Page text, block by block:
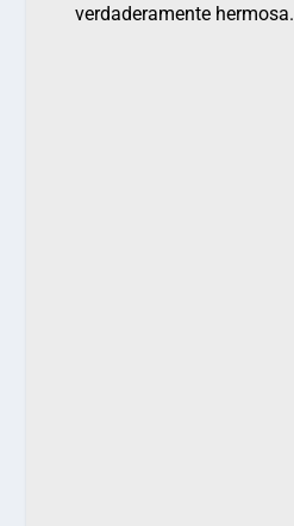
verdaderamente hermosa.